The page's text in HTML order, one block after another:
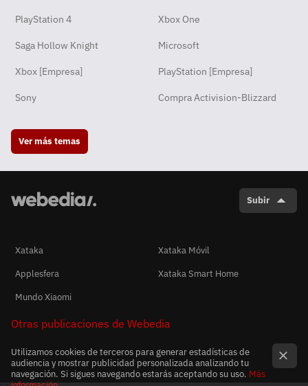
PlayStation 4 Xbox One
Saga Hollow Knight Microsoft
Xbox [Empresa] PlayStation [Empresa]
Sony Compra Activision-Blizzard
Ver más temas
Subir
Xataka
Xataka Móvil
Applesfera
Xataka Smart Home
Mundo Xiaomi
Otras publicaciones de Webedia
Utilizamos cookies de terceros para generar estadísticas de
audiencia y mostrar publicidad personalizada analizando tu
navegación. Si sigues navegando estarás aceptando su uso. Más